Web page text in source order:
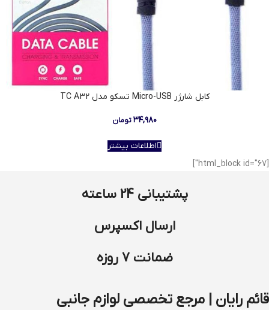
کابل شارژر Micro-USB تسکو مدل TC A32
۳۴,۹۸۰تومان
اطلاعات بیشتر
[html_block id="67"]
پشتیبانی 24 ساعته
ارسال اکسپرس
ضمانت 7 روزه
قائم رایان | مرجع تخصصی لوازم جانبی